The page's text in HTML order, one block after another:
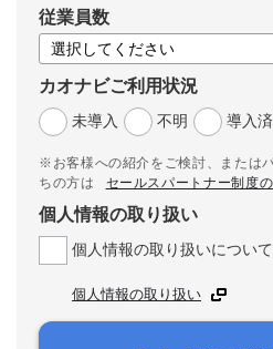
従業員数
カオナビご利用状況
未導入
不明 導入
※お客様への紹介をご検討、または
ちの方は
セールスパートナー制度
個人情報の取り扱い
個人情報の取り扱いについて
個人情報の取り扱い